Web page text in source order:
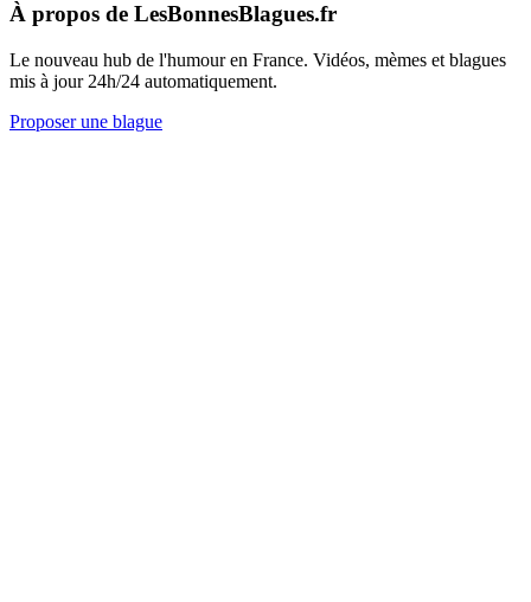
À propos de LesBonnesBlagues.fr
Le nouveau hub de l'humour en France. Vidéos, mèmes et blagues
mis à jour 24h/24 automatiquement.
Proposer une blague